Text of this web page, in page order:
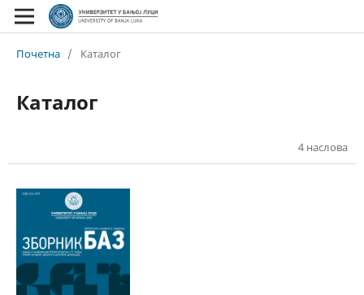
Почетна / Каталог
Каталог
4 наслова